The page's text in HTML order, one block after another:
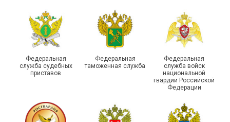
Единство традиций и сила
организаций ГУФСИН
России по Пермскому
краю приняли участие в
туристическом слете
Федеральная
служба судебных
приставов
Федеральная
таможенная служба
Федеральная
служба войск
национальной
гвардии Российской
Федерации